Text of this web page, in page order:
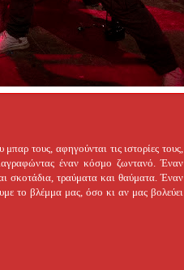
μπαρ τους, αφηγούνται τις ιστορίες τους,
έναν κόσμο ζωντανό. Έναν
σκοτάδια, τραύματα και θαύματα. Έναν
το βλέμμα μας, όσο κι αν μας βολεύει